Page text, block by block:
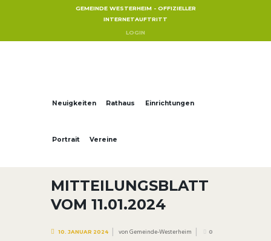
GEMEINDE WESTERHEIM - OFFIZIELLER
INTERNETAUFTRITT
LOGIN
Neuigkeiten Rathaus Einrichtungen
Portrait Vereine
MITTEILUNGSBLATT
VOM 11.01.2024
10. JANUAR 2024 vonGemeinde-Westerheim 0